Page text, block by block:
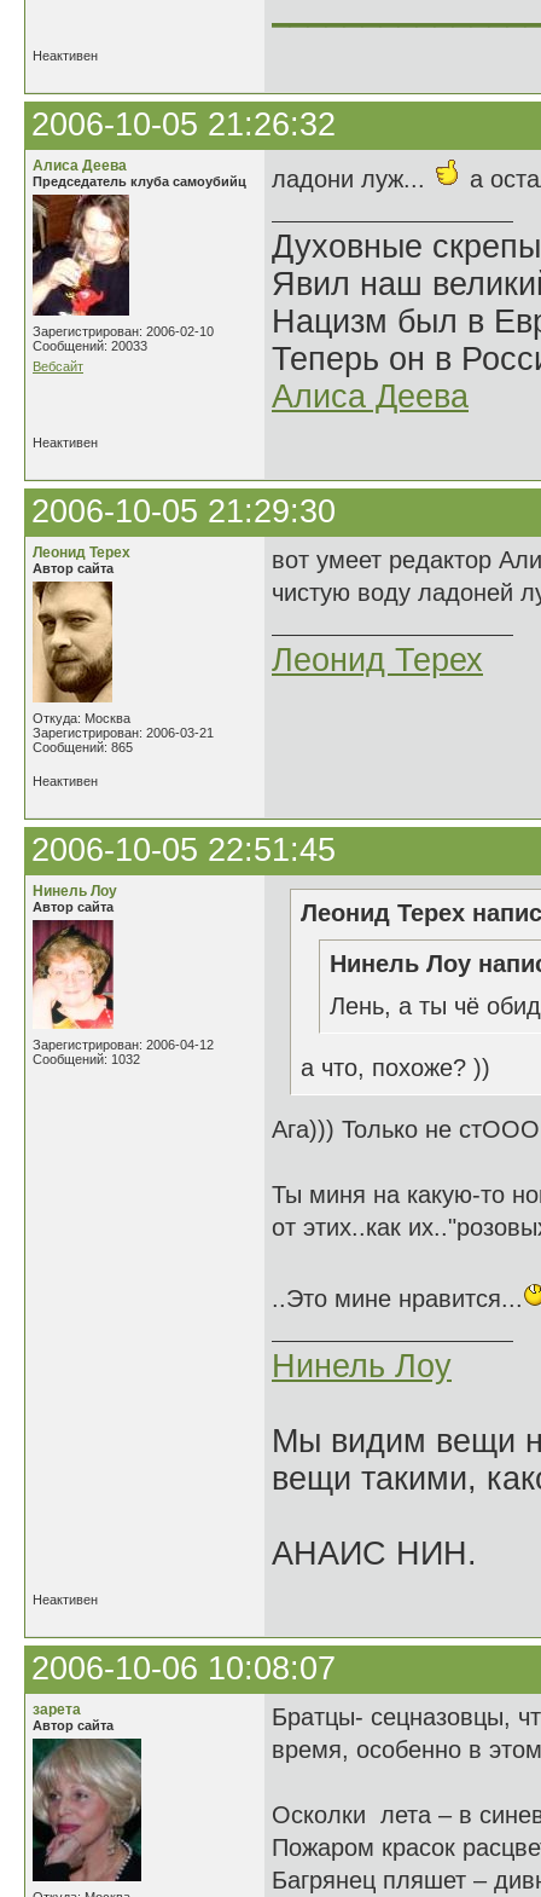
Неактивен
2006-10-05 21:26:32
Алиса Деева
Председатель клуба самоубийц
Зарегистрирован: 2006-02-10
Сообщений: 20033
Вебсайт
ладони луж... а
Духовные
Явил наш
Нацизм был в
Теперь он в
Алиса Деева
Неактивен
2006-10-05 21:29:30
Леонид Терех
Автор сайта
Откуда: Москва
Зарегистрирован: 2006-03-21
Сообщений: 865
вот умеет редактор
чистую воду ладоней
Леонид Терех
Неактивен
2006-10-05 22:51:45
Нинель Лоу
Автор сайта
Зарегистрирован: 2006-04-12
Сообщений: 1032
Леонид Терех
Нинель Лоу
Лень, а ты чё
а что, похоже? ))
Ага))) Только не
Ты миня на какую-то
от этих..как
..Это мине нравится...
Нинель Лоу
Мы видим вещи
вещи такими,
АНАИС НИН.
Неактивен
2006-10-06 10:08:07
зарета
Автор сайта
Братцы- сецназовцы,
время, особенно в
Осколки лета – в
Пожаром красок
Багрянец пляшет –